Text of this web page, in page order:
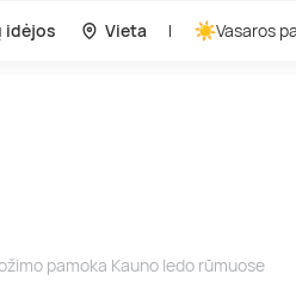
idėjos Vieta Vasaros
pamoka Kauno ledo rūmuose